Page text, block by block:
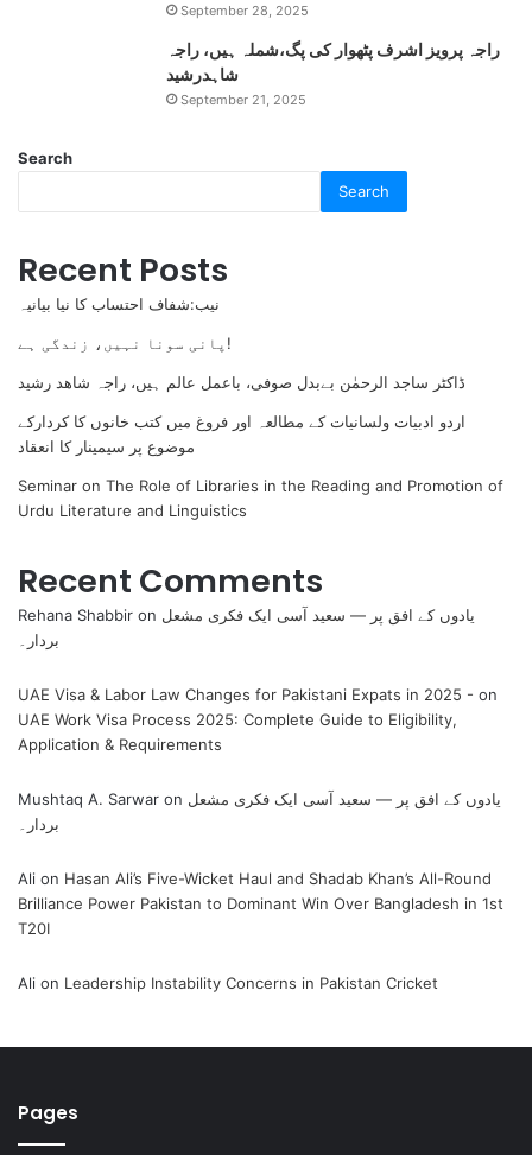
September 28, 2025
راجہ پرویز اشرف پٹھوار کی پگ،شملہ ہیں، راجہ
شاہدرشید
September 21, 2025
Search
Search
Recent Posts
نیب:شفاف احتساب کا نیا بیانیہ
پانی سونا نہیں، زندگی ہے!
ڈاکٹر ساجد الرحمٰن بےبدل صوفی، باعمل عالم ہیں، راجہ شاھد رشید
اردو ادبیات ولسانیات کے مطالعہ اور فروغ میں کتب خانوں کا کردارکے
موضوع پر سیمینار کا انعقاد
Seminar on The Role of Libraries in the Reading and Promotion of
Urdu Literature and Linguistics
Recent Comments
Rehana Shabbir on یادوں کے افق پر — سعید آسی ایک فکری مشعل
بردار۔
UAE Visa & Labor Law Changes for Pakistani Expats in 2025 - on
UAE Work Visa Process 2025: Complete Guide to Eligibility,
Application & Requirements
Mushtaq A. Sarwar on یادوں کے افق پر — سعید آسی ایک فکری مشعل
بردار۔
Ali on Hasan Ali’s Five-Wicket Haul and Shadab Khan’s All-Round
Brilliance Power Pakistan to Dominant Win Over Bangladesh in 1st
T20I
Ali on Leadership Instability Concerns in Pakistan Cricket
Pages